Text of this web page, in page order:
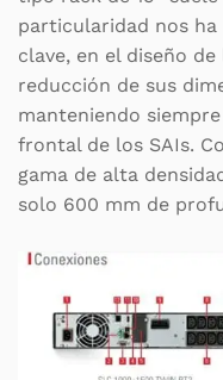
particularidad nos
clave, en el diseño de
reducción de sus
manteniendo
frontal de los SAIs.
gama de alta
solo 600 mm de